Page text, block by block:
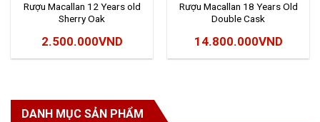
Rượu Macallan 12 Years old
Sherry Oak
2.500.000VND
Rượu Macallan 18 Years Old
Double Cask
14.800.000VND
DANH MỤC SẢN PHẨM